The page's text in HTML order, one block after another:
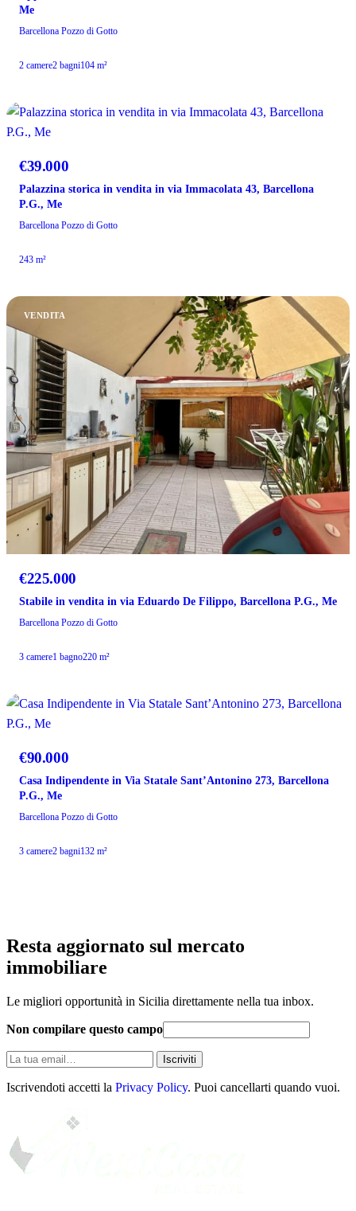
Me
Barcellona Pozzo di Gotto
2 camere2 bagni104 m²
€39.000
Palazzina storica in vendita in via Immacolata 43, Barcellona
P.G., Me
Barcellona Pozzo di Gotto
243 m²
VENDITA
€225.000
Stabile in vendita in via Eduardo De Filippo, Barcellona P.G., Me
Barcellona Pozzo di Gotto
3 camere1 bagno220 m²
€90.000
Casa Indipendente in Via Statale Sant’Antonino 273, Barcellona
P.G., Me
Barcellona Pozzo di Gotto
3 camere2 bagni132 m²
Resta aggiornato sul mercato
immobiliare
Le migliori opportunità in Sicilia direttamente nella tua inbox.
Non compilare questo campo
La
tua
email
Iscriviti
Iscrivendoti accetti la Privacy Policy. Puoi cancellarti quando vuoi.